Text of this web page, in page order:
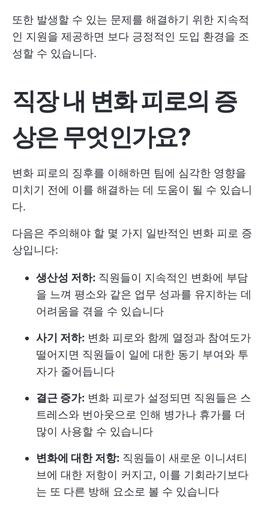
또한 발생할 수 있는 문제를 해결하기 위한 지속적
인 지원을 제공하면 보다 긍정적인 도입 환경을 조
성할 수 있습니다.
직장 내 변화 피로의 증
상은 무엇인가요?
변화 피로의 징후를 이해하면 팀에 심각한 영향을
미치기 전에 이를 해결하는 데 도움이 될 수 있습니
다.
다음은 주의해야 할 몇 가지 일반적인 변화 피로 증
상입니다:
생산성 저하: 직원들이 지속적인 변화에 부담
을 느껴 평소와 같은 업무 성과를 유지하는 데
어려움을 겪을 수 있습니다
사기 저하: 변화 피로와 함께 열정과 참여도가
떨어지면 직원들이 일에 대한 동기 부여와 투
자가 줄어듭니다
결근 증가: 변화 피로가 설정되면 직원들은 스
트레스와 번아웃으로 인해 병가나 휴가를 더
많이 사용할 수 있습니다
변화에 대한 저항: 직원들이 새로운 이니셔티
브에 대한 저항이 커지고, 이를 기회라기보다
는 또 다른 방해 요소로 볼 수 있습니다